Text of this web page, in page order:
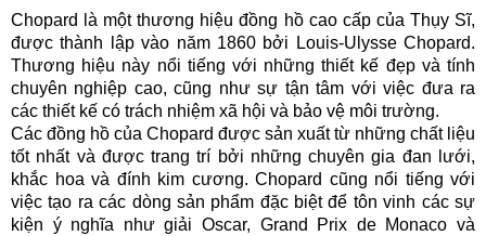
Chopard là một thương hiệu đồng hồ cao cấp của Thụy Sĩ,
được thành lập vào năm 1860 bởi Louis-Ulysse Chopard.
Thương hiệu này nổi tiếng với những thiết kế đẹp và tính
chuyên nghiệp cao, cũng như sự tận tâm với việc đưa ra
các thiết kế có trách nhiệm xã hội và bảo vệ môi trường.
Các đồng hồ của Chopard được sản xuất từ những chất liệu
tốt nhất và được trang trí bởi những chuyên gia đan lưới,
khắc hoa và đính kim cương. Chopard cũng nổi tiếng với
việc tạo ra các dòng sản phẩm đặc biệt để tôn vinh các sự
kiện ý nghĩa như giải Oscar, Grand Prix de Monaco và